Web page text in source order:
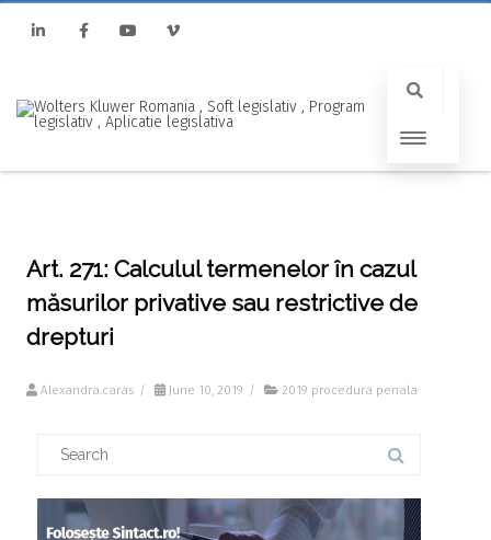
Art. 271: Calculul termenelor în cazul
măsurilor privative sau restrictive de
drepturi
Alexandra.caras / June 10, 2019 / 2019 procedura penala